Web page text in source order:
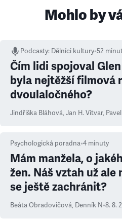
Mohlo by
Podcasty: Dělníci kultury•52
Čím lidi spojoval
byla nejtěžší filmová
dvoulaločného?
Jindřiška Bláhová, Jan H. Vitvar,
Psychologická poradna•4 minuty
Mám manžela, o
žen. Náš vztah už ale
se ještě zachránit?
Beáta Obradovičová, Denník N•8. 8.